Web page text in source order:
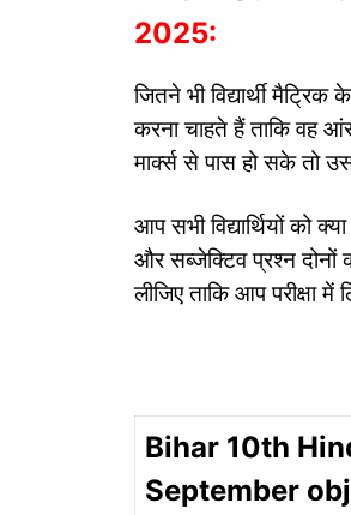
2025:
जितने भी विद्यार्थी
करना चाहते हैं ताकि वह
मार्क्स से पास हो सके तो
आप सभी विद्यार्थियों को
और सब्जेक्टिव प्रश्न
लीजिए ताकि आप परीक्षा
Bihar 10th
September